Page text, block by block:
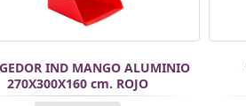
IND MANGO ALUMINIO
270X300X160 cm. ROJO